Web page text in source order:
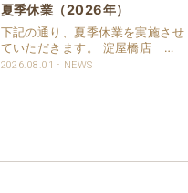
夏季休業（2026年）
下記の通り、夏季休業を実施させ
ていただきます。 淀屋橋店 通
常営業いたします。 奈良店 8月
2026.08.01 NEWS